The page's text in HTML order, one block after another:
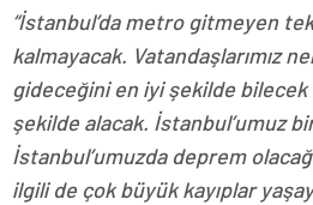
“İstanbul’da metro gitmeyen
kalmayacak. Vatandaşlarımız
gideceğini en iyi şekilde
şekilde alacak. İstanbul’umuz
İstanbul’umuzda deprem
ilgili de çok büyük kayıplar